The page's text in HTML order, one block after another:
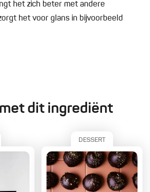
het zich beter met andere
het voor glans in bijvoorbeeld
dit ingrediënt
DESSERT